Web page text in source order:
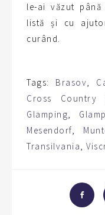
le-ai văzut
listă și cu
curând.
Tags: Brasov
Cross Country
Glamping
Mesendorf
Transilvania